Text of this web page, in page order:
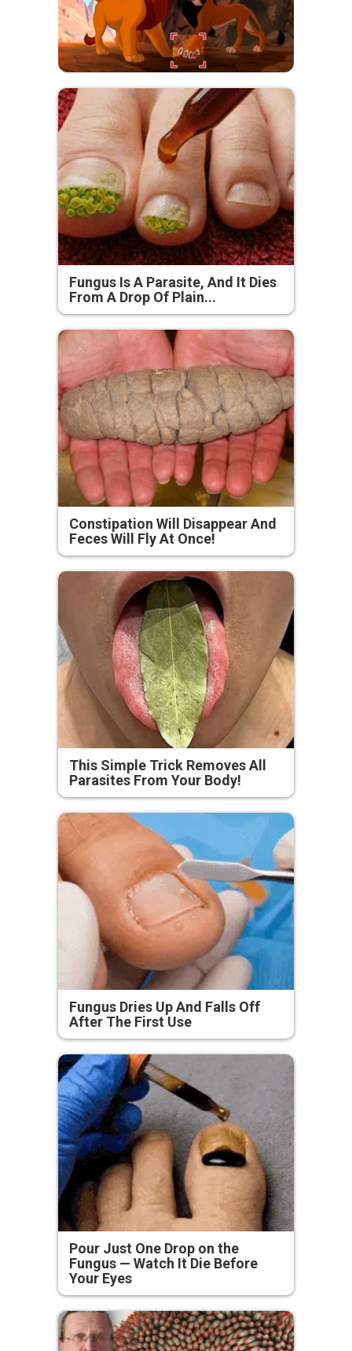
Fungus Is A Parasite, And It Dies
From A Drop Of Plain...
Constipation Will Disappear And
Feces Will Fly At Once!
This Simple Trick Removes All
Parasites From Your Body!
Fungus Dries Up And Falls Off
After The First Use
Pour Just One Drop on the
Fungus — Watch It Die Before
Your Eyes